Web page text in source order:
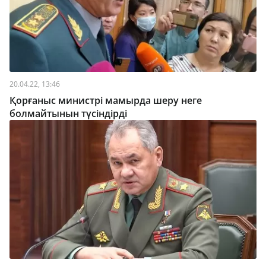
20.04.22, 13:46
Қорғаныс министрі мамырда шеру неге
болмайтынын түсіндірді